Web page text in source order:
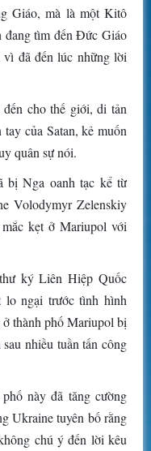
Giáo, mà là một Kitô
tìm đến Đức Giáo
đã đến lúc những lời
cho thế giới, di tản
của Satan, kẻ muốn
quân sự nói.
bị Nga oanh tạc kể từ
Volodymyr Zelenskiy
kẹt ở Mariupol với
ký Liên Hiệp Quốc
lo ngại trước tình hình
thành phố Mariupol bị
nhiều tuần tấn công
này đã tăng cường
Ukraine tuyên bố rằng
chú ý đến lời kêu